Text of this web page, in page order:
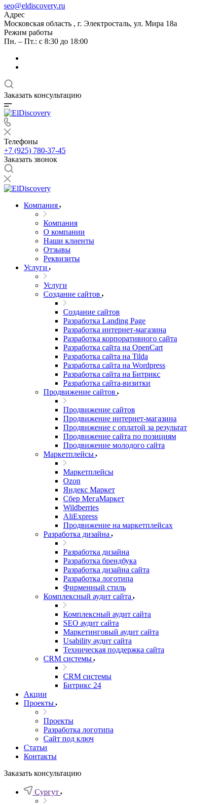
seo@eldiscovery.ru
Адрес
Московская область , г. Электросталь, ул. Мира 18а
Режим работы
Пн. – Пт.: с 8:30 до 18:00
Заказать консультацию
Телефоны
+7 (925) 780-37-45
Заказать звонок
Компания
Компания
О компании
Наши клиенты
Отзывы
Реквизиты
Услуги
Услуги
Создание сайтов
Создание сайтов
Разработка Landing Page
Разработка интернет-магазина
Разработка корпоративного сайта
Разработка сайта на OpenCart
Разработка сайта на Tilda
Разработка сайта на Wordpress
Разработка сайта на Битрикс
Разработка сайта-визитки
Продвижение сайтов
Продвижение сайтов
Продвижение интернет-магазина
Продвижение с оплатой за результат
Продвижение сайта по позициям
Продвижение молодого сайта
Маркетплейсы
Маркетплейсы
Ozon
Яндекс Маркет
Сбер МегаМаркет
Wildberries
AliExpress
Продвижение на маркетплейсах
Разработка дизайна
Разработка дизайна
Разработка брендбука
Разработка дизайна сайта
Разработка логотипа
Фирменный стиль
Комплексный аудит сайта
Комплексный аудит сайта
SEO аудит сайта
Маркетинговый аудит сайта
Usability аудит сайта
Техническая поддержка сайта
CRM системы
CRM системы
Битрикс 24
Акции
Проекты
Проекты
Разработка логотипа
Сайт под ключ
Статьи
Контакты
Заказать консультацию
Сургут